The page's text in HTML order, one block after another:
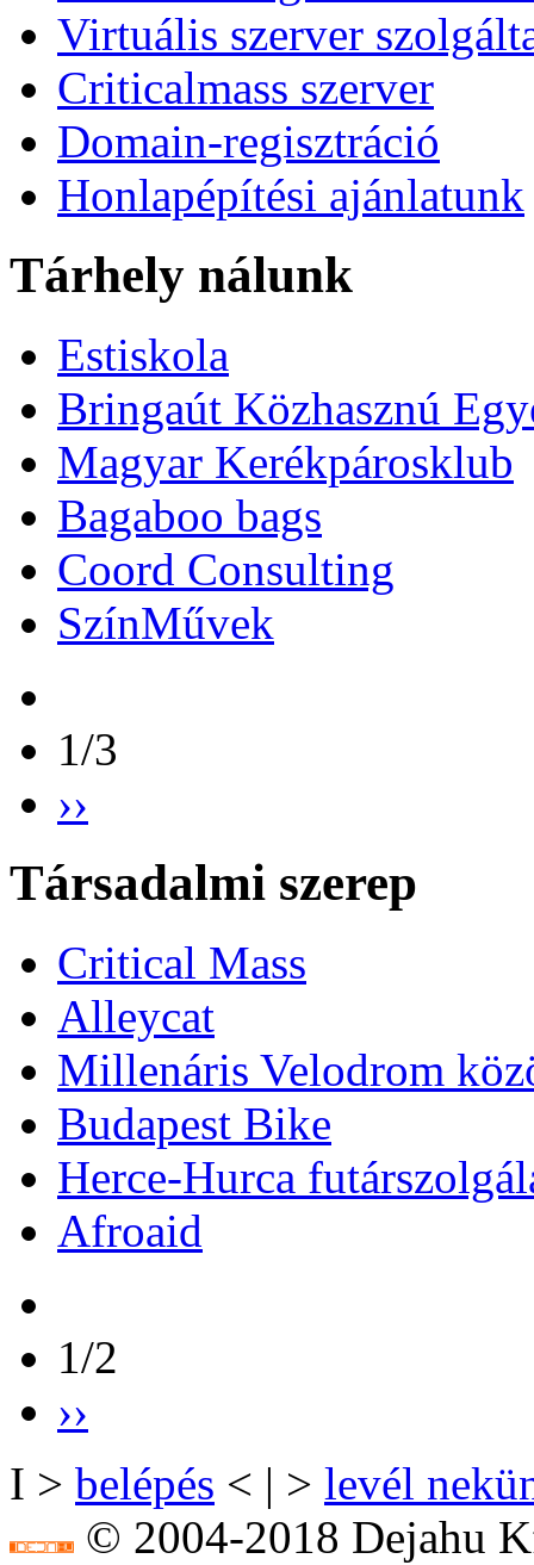
Virtuális szerver
Criticalmass szerver
Domain-regisztráció
Honlapépítési ajánlatunk
Tárhely nálunk
Estiskola
Bringaút Közhasznú
Magyar Kerékpárosklub
Bagaboo bags
Coord Consulting
SzínMűvek
1/3
››
Társadalmi szerep
Critical Mass
Alleycat
Millenáris Velodrom
Budapest Bike
Herce-Hurca
Afroaid
1/2
››
I > belépés < | > levél
© 2004-2018 Dejahu